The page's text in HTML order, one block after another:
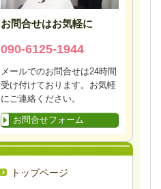
お問合せはお気軽に
090-6125-1944
メールでのお問合せは24時間
受け付けております。お気軽
にご連絡ください。
お問合せフォーム
トップページ